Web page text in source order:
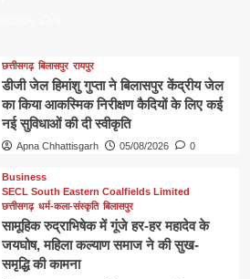
छत्तीसगढ़ बिलासपुर रायपुर
डीजी जेल हिमांशु गुप्ता ने बिलासपुर केंद्रीय जेल
का किया आकस्मिक निरीक्षण कैदियों के लिए कई
नई सुविधाओं की दी स्वीकृति
Apna Chhattisgarh 05/08/2026 0
Business
SECL South Eastern Coalfields Limited
छत्तीसगढ़ धर्म-कला-संस्कृति बिलासपुर
सामूहिक रुद्राभिषेक में गूंजे हर-हर महादेव के
जयघोष, महिला कल्याण समाज ने की सुख-
समृद्धि की कामना